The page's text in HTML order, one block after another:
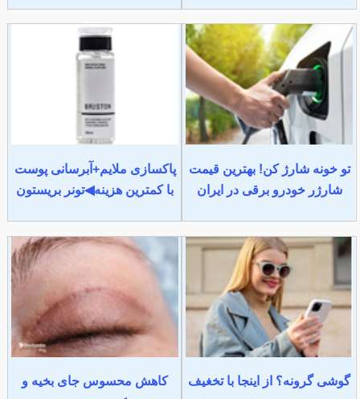
تو خونه شارژ کن! بهترین قیمت
شارژر خودرو برقی در ایران
پاکسازی ملایم+آبرسانی پوست
با کمترین هزینه◀تونر بریستون
گوشی گرونه؟ از اینجا با تخغیف
کاهش محسوس جای بخیه و